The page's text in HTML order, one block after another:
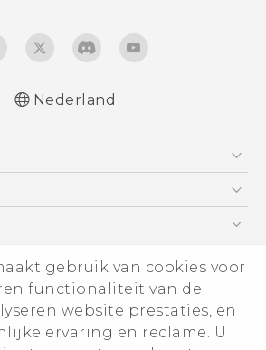
gebruik van cookies voor
functionaliteit van de
website prestaties, en
ervaring en reclame. U
- Gids voor veiligheid en
- Benutzerhandbuch
zur Sicherheit und
- User manual
and regulatory guide
Nederland
bedrijf